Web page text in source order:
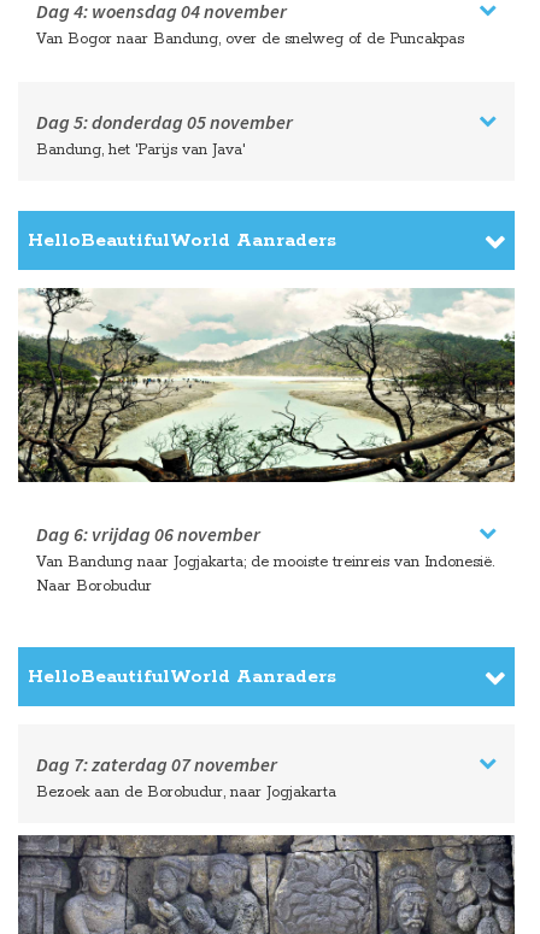
Dag 4: woensdag 04 november
Van Bogor naar Bandung, over de snelweg of de Puncakpas
Dag 5:donderdag 05 november
Bandung, het 'Parijs van Java'
HelloBeautifulWorld Aanraders
Dag 6: vrijdag 06 november
Van Bandung naar Jogjakarta; de mooiste treinreis van Indonesië.
Naar Borobudur
HelloBeautifulWorld Aanraders
Dag 7:zaterdag 07 november
Bezoek aan de Borobudur, naar Jogjakarta